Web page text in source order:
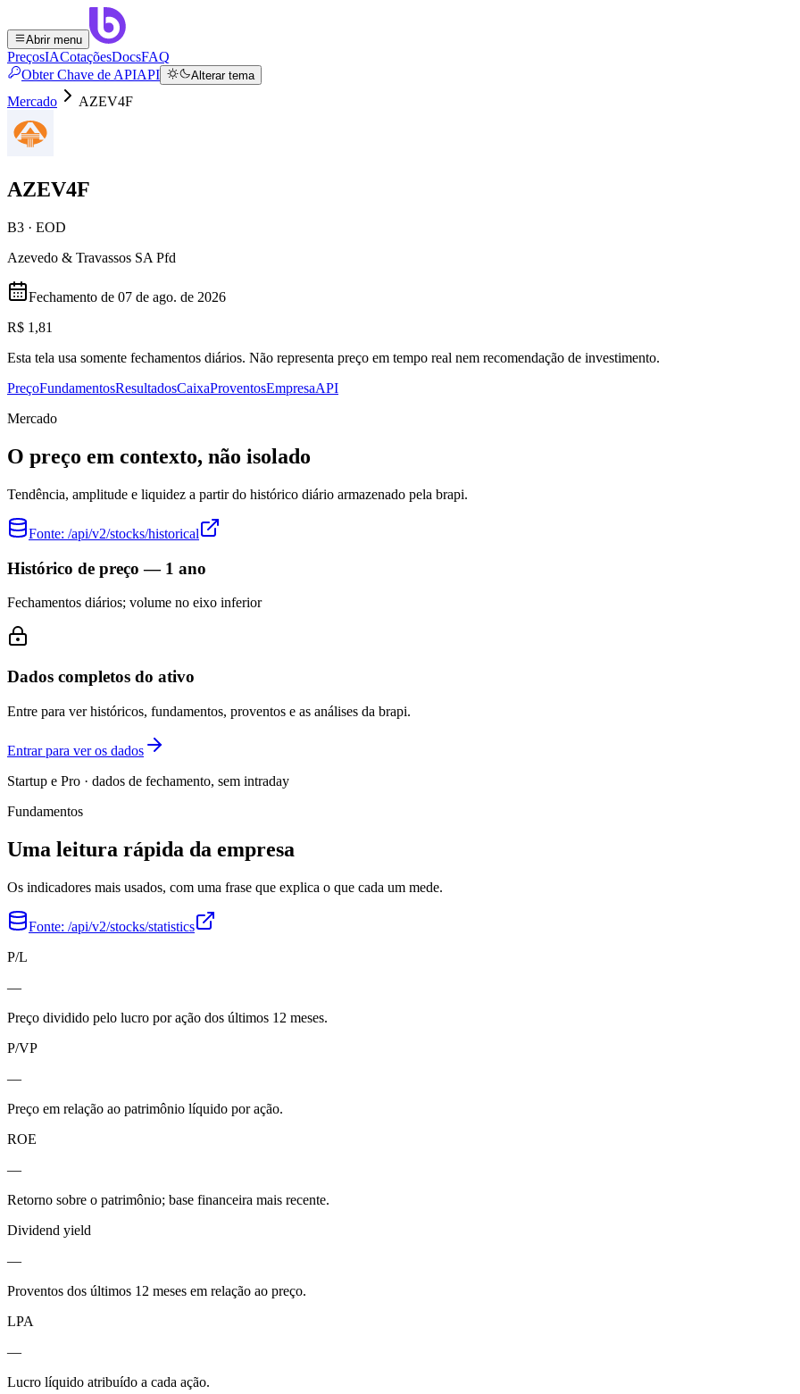
Abrir menu
PreçosIACotaçõesDocsFAQ
Obter Chave de APIAPI Alterar tema
Mercado AZEV4F
AZEV4F
B3 · EOD
Azevedo & Travassos SA Pfd
Fechamento de 07 de ago. de 2026
R$ 1,81
Esta tela usa somente fechamentos diários. Não representa preço em tempo real nem recomendação de investimento.
PreçoFundamentosResultadosCaixaProventosEmpresaAPI
Mercado
O preço em contexto, não isolado
Tendência, amplitude e liquidez a partir do histórico diário armazenado pela brapi.
Fonte: /api/v2/stocks/historical
Histórico de preço — 1 ano
Fechamentos diários; volume no eixo inferior
Dados completos do ativo
Entre para ver históricos, fundamentos, proventos e as análises da brapi.
Entrar para ver os dados
Startup e Pro · dados de fechamento, sem intraday
Fundamentos
Uma leitura rápida da empresa
Os indicadores mais usados, com uma frase que explica o que cada um mede.
Fonte: /api/v2/stocks/statistics
P/L
—
Preço dividido pelo lucro por ação dos últimos 12 meses.
P/VP
—
Preço em relação ao patrimônio líquido por ação.
ROE
—
Retorno sobre o patrimônio; base financeira mais recente.
Dividend yield
—
Proventos dos últimos 12 meses em relação ao preço.
LPA
—
Lucro líquido atribuído a cada ação.